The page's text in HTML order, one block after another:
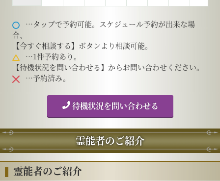
…タップで予約可能。スケジュール予約が出来な場
合、
【今すぐ相談する】ボタンより相談可能。
…1件予約あり。
【待機状況を問い合わせる】からお問い合わせください。
…予約済み。
待機状況を問い合わせる
霊能者のご紹介
霊能者のご紹介